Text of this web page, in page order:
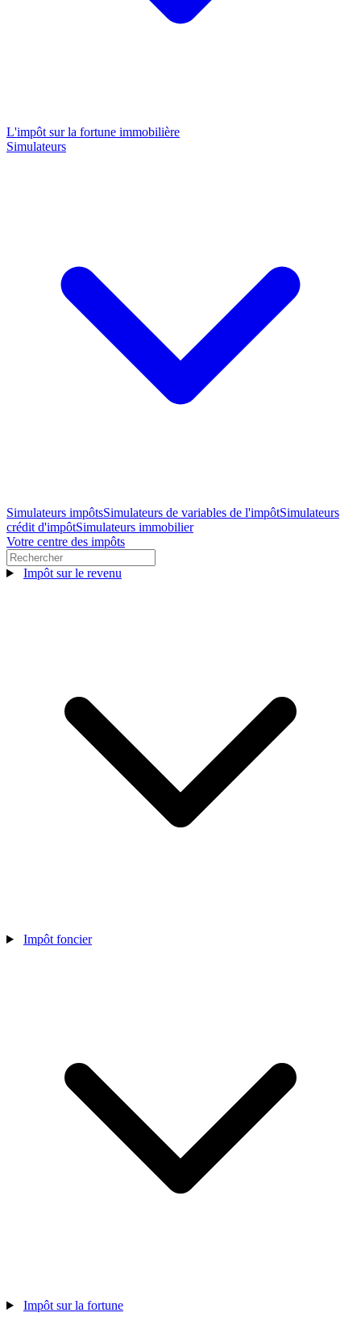
L'impôt sur la fortune immobilière
Simulateurs
Simulateurs impôtsSimulateurs de variables de l'impôtSimulateurs
crédit d'impôtSimulateurs immobilier
Votre centre des impôts
Impôt sur le revenu
Impôt foncier
Impôt sur la fortune